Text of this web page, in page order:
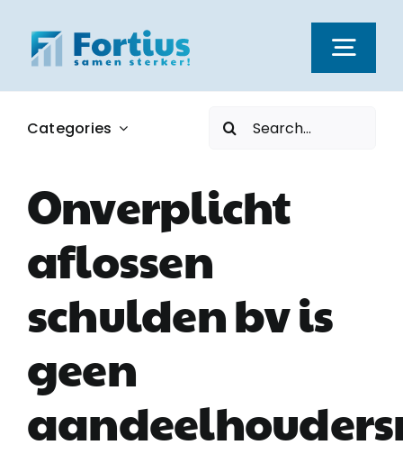
naar
inhoud
Kernwaarden
Dienstverlening
Nieuws
Vacatures
Categories
Zoeken
naar:
Onverplicht
aflossen
schulden bv is
geen